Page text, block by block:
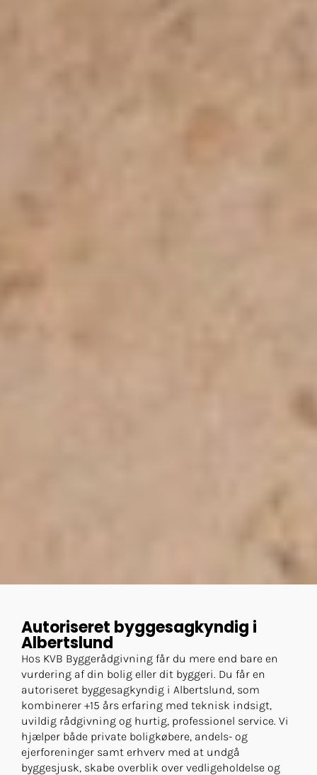
Autoriseret byggesagkyndig i
Albertslund
Hos KVB Byggerådgivning får du mere end bare en
vurdering af din bolig eller dit byggeri. Du får en
autoriseret byggesagkyndig i Albertslund, som
kombinerer +15 års erfaring med teknisk indsigt,
uvildig rådgivning og hurtig, professionel service. Vi
hjælper både private boligkøbere, andels- og
ejerforeninger samt erhverv med at undgå
byggesjusk, skabe overblik over vedligeholdelse og